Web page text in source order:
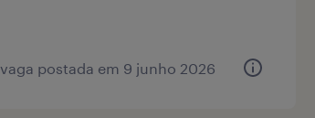
vaga postada em 9 junho 2026